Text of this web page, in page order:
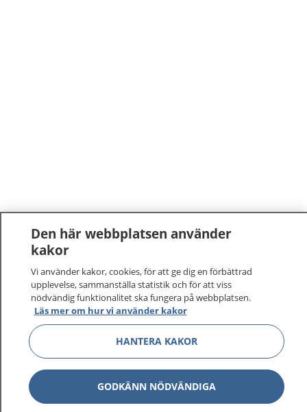
1177 tryggt om din hälsa och vård
På 1177.se får du råd om hälsa och information om
sjukdomar och vilka mottagningar du kan kontakta.
Logga in för att läsa din journal och göra dina
vårdärenden. Ring telefonnummer 1177 för
sjukvårdsrådgivning dygnet runt.
1177 ger dig råd när du vill må bättre.
Den här webbplatsen använder
kakor
Vi använder kakor, cookies, för att ge dig en förbättrad
upplevelse, sammanställa statistik och för att viss
nödvändig funktionalitet ska fungera på webbplatsen.
Läs mer om hur vi använder kakor
HANTERA KAKOR
GODKÄNN NÖDVÄNDIGA